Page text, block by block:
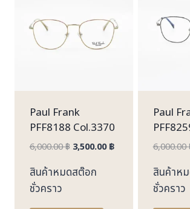
Paul Frank
PFF8188 Col.3370
6,000.00฿ Original
was:
3,500.00฿Current
3,500.00 ฿.
สินค้าหมดสต๊อก
ชั่วคราว
Paul
6,000.00
สินค้าห
ชั่วคราว